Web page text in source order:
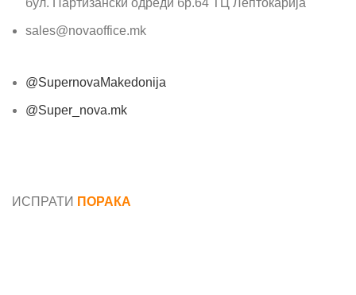
бул. Партизански одреди бр.64 ТЦ Лептокарија
sales@novaoffice.mk
@SupernovaMakedonija
@Super_nova.mk
ИСПРАТИ ПОРАКА